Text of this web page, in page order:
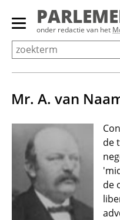
Overslaan
Primair
menu
tonen/verbergen
onder redactie van het
Mr. A. van
de
de